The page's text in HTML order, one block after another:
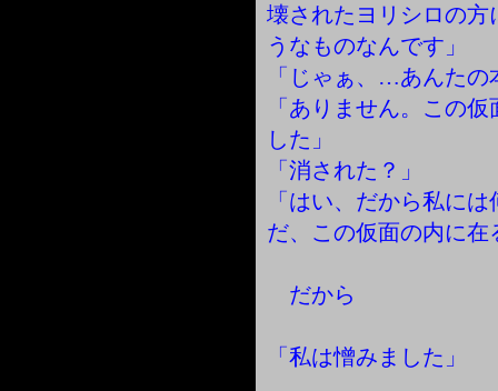
壊されたヨリシロの
うなものなんです」
「じゃぁ、…あんた
「ありません。この
した」
「消された？」
「はい、だから私に
だ、この仮面の内に在
だから
「私は憎みました」